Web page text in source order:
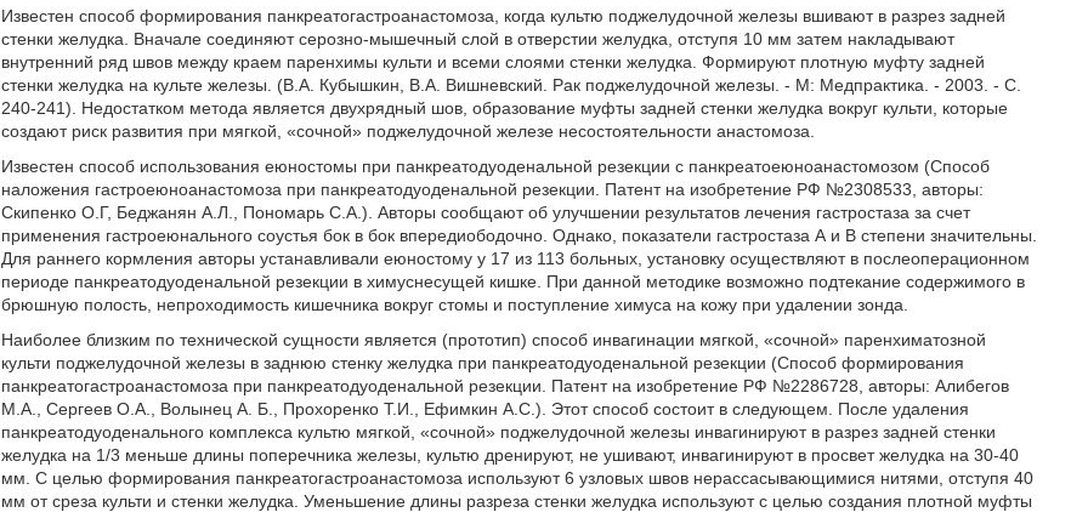
Известен способ формирования панкреатогастроанастомоза, когда культю поджелудочной железы вшивают в разрез задней
стенки желудка. Вначале соединяют серозно-мышечный слой в отверстии желудка, отступя 10 мм затем накладывают
внутренний ряд швов между краем паренхимы культи и всеми слоями стенки желудка. Формируют плотную муфту задней
стенки желудка на культе железы. (В.А. Кубышкин, В.А. Вишневский. Рак поджелудочной железы. - М: Медпрактика. - 2003. - С.
240-241). Недостатком метода является двухрядный шов, образование муфты задней стенки желудка вокруг культи, которые
создают риск развития при мягкой, «сочной» поджелудочной железе несостоятельности анастомоза.
Известен способ использования еюностомы при панкреатодуоденальной резекции с панкреатоеюноанастомозом (Способ
наложения гастроеюноанастомоза при панкреатодуоденальной резекции. Патент на изобретение РФ №2308533, авторы:
Скипенко О.Г, Беджанян А.Л., Пономарь С.А.). Авторы сообщают об улучшении результатов лечения гастростаза за счет
применения гастроеюнального соустья бок в бок впередиободочно. Однако, показатели гастростаза А и В степени значительны.
Для раннего кормления авторы устанавливали еюностому у 17 из 113 больных, установку осуществляют в послеоперационном
периоде панкреатодуоденальной резекции в химуснесущей кишке. При данной методике возможно подтекание содержимого в
брюшную полость, непроходимость кишечника вокруг стомы и поступление химуса на кожу при удалении зонда.
Наиболее близким по технической сущности является (прототип) способ инвагинации мягкой, «сочной» паренхиматозной
культи поджелудочной железы в заднюю стенку желудка при панкреатодуоденальной резекции (Способ формирования
панкреатогастроанастомоза при панкреатодуоденальной резекции. Патент на изобретение РФ №2286728, авторы: Алибегов
М.А., Сергеев О.А., Волынец А. Б., Прохоренко Т.И., Ефимкин А.С.). Этот способ состоит в следующем. После удаления
панкреатодуоденального комплекса культю мягкой, «сочной» поджелудочной железы инвагинируют в разрез задней стенки
желудка на 1/3 меньше длины поперечника железы, культю дренируют, не ушивают, инвагинируют в просвет желудка на 30-40
мм. С целью формирования панкреатогастроанастомоза используют 6 узловых швов нерассасывающимися нитями, отступя 40
мм от среза культи и стенки желудка. Уменьшение длины разреза стенки желудка используют с целью создания плотной муфты